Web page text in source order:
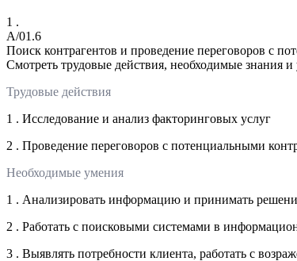
1 .
A/01.6
Поиск контрагентов и проведение переговоров с
Смотреть трудовые действия, необходимые знания
Трудовые действия
1 . Исследование и анализ факторинговых услуг
2 . Проведение переговоров с потенциальными
Необходимые умения
1 . Анализировать информацию и принимать
2 . Работать с поисковыми системами в
3 . Выявлять потребности клиента, работать с